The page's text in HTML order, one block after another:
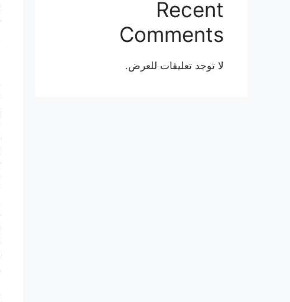
Recent
Comments
لا توجد تعليقات للعرض.